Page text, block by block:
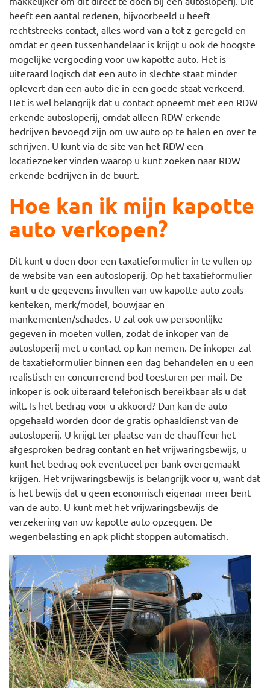
heeft een aantal redenen, bijvoorbeeld u heeft
rechtstreeks contact, alles word van a tot z geregeld en
omdat er geen tussenhandelaar is krijgt u ook de hoogste
mogelijke vergoeding voor uw kapotte auto. Het is
uiteraard logisch dat een auto in slechte staat minder
oplevert dan een auto die in een goede staat verkeerd.
Het is wel belangrijk dat u contact opneemt met een RDW
erkende autosloperij, omdat alleen RDW erkende
bedrijven bevoegd zijn om uw auto op te halen en over te
schrijven. U kunt via de site van het RDW een
locatiezoeker vinden waarop u kunt zoeken naar RDW
erkende bedrijven in de buurt.
Hoe kan ik mijn kapotte
auto verkopen?
Dit kunt u doen door een taxatieformulier in te vullen op
de website van een autosloperij. Op het taxatieformulier
kunt u de gegevens invullen van uw kapotte auto zoals
kenteken, merk/model, bouwjaar en
mankementen/schades. U zal ook uw persoonlijke
gegeven in moeten vullen, zodat de inkoper van de
autosloperij met u contact op kan nemen. De inkoper zal
de taxatieformulier binnen een dag behandelen en u een
realistisch en concurrerend bod toesturen per mail. De
inkoper is ook uiteraard telefonisch bereikbaar als u dat
wilt. Is het bedrag voor u akkoord? Dan kan de auto
opgehaald worden door de gratis ophaaldienst van de
autosloperij. U krijgt ter plaatse van de chauffeur het
afgesproken bedrag contant en het vrijwaringsbewijs, u
kunt het bedrag ook eventueel per bank overgemaakt
krijgen. Het vrijwaringsbewijs is belangrijk voor u, want dat
is het bewijs dat u geen economisch eigenaar meer bent
van de auto. U kunt met het vrijwaringsbewijs de
verzekering van uw kapotte auto opzeggen. De
wegenbelasting en apk plicht stoppen automatisch.